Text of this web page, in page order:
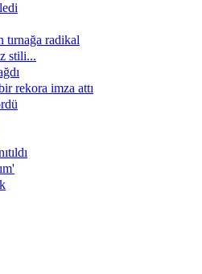
tırnağa radikal
stili...
rekora imza attı